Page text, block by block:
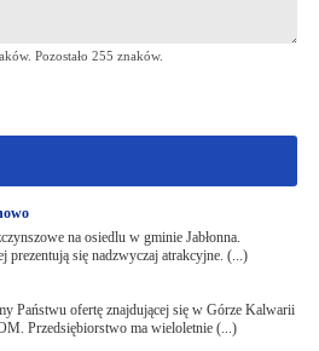
Pozostało 255 znaków.
na osiedlu w gminie Jabłonna.
prezentują się nadzwyczaj atrakcyjne. (...)
Państwu ofertę znajdującej się w Górze Kalwarii
Przedsiębiorstwo ma wieloletnie (...)